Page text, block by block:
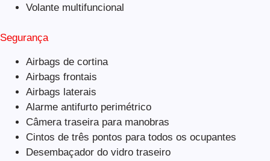
Volante multifuncional
Segurança
Airbags de cortina
Airbags frontais
Airbags laterais
Alarme antifurto perimétrico
Câmera traseira para manobras
Cintos de três pontos para todos os ocupantes
Desembaçador do vidro traseiro